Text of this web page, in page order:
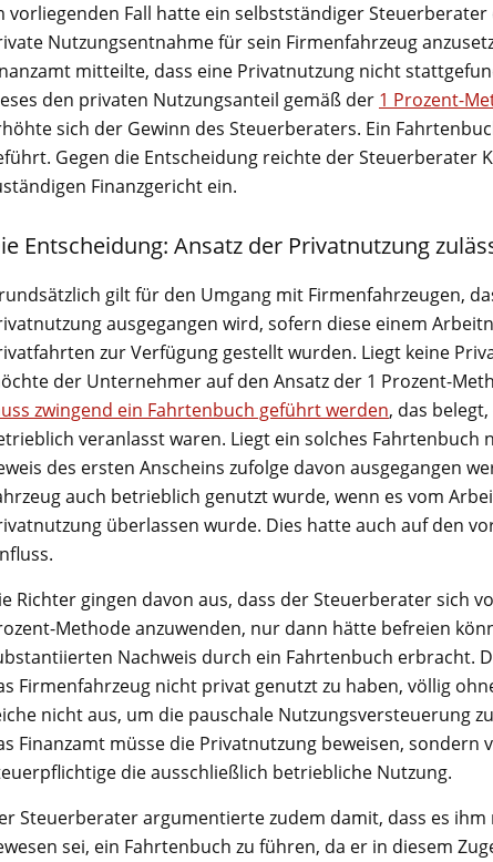
vorliegenden Fall hatte ein selbstständiger
Nutzungsentnahme für sein Firmenfahrzeug
mitteilte, dass eine Privatnutzung nicht
den privaten Nutzungsanteil gemäß der 1 Prozent-
sich der Gewinn des Steuerberaters. Ein
Gegen die Entscheidung reichte der Steuerberater
Finanzgericht ein.
Entscheidung: Ansatz der Privatnutzung
gilt für den Umgang mit Firmenfahrzeugen,
ausgegangen wird, sofern diese einem
zur Verfügung gestellt wurden. Liegt keine
der Unternehmer auf den Ansatz der 1 Prozent-
zwingend ein Fahrtenbuch geführt werden, das
veranlasst waren. Liegt ein solches Fahrtenbuch
des ersten Anscheins zufolge davon ausgegangen
auch betrieblich genutzt wurde, wenn es vom
überlassen wurde. Dies hatte auch auf den
Richter gingen davon aus, dass der Steuerberater sich
Methode anzuwenden, nur dann hätte befreien
Nachweis durch ein Fahrtenbuch erbracht.
Firmenfahrzeug nicht privat genutzt zu haben, völlig
nicht aus, um die pauschale Nutzungsversteuerung
Finanzamt müsse die Privatnutzung beweisen, sondern
die ausschließlich betriebliche Nutzung.
Steuerberater argumentierte zudem damit, dass es
sei, ein Fahrtenbuch zu führen, da er in diesem